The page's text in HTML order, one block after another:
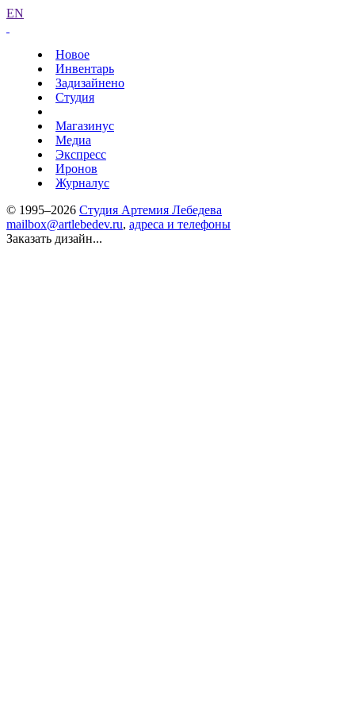
EN
Новое
Инвентарь
Задизайнено
Студия
Магазинус
Медиа
Экспресс
Иронов
Журналус
© 1995–2026 Студия Артемия Лебедева
mailbox@artlebedev.ru, адреса и телефоны
Заказать дизайн...